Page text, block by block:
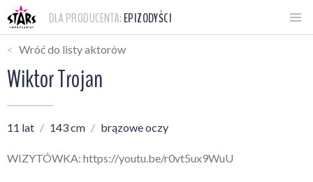
DLA PRODUCENTA: EPIZODYŚCI
Wróć do listy aktorów
Wiktor Trojan
11 lat 143 cm brązowe oczy
WIZYTÓWKA: https://youtu.be/r0vt5ux9WuU